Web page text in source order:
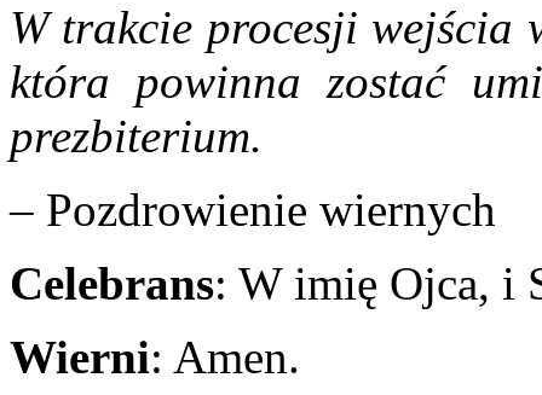
W trakcie procesji wejścia
która powinna zostać
prezbiterium.
– Pozdrowienie wiernych
Celebrans: W imię Ojca, i
Wierni: Amen.